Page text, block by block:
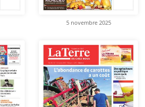
5 novembre 2025